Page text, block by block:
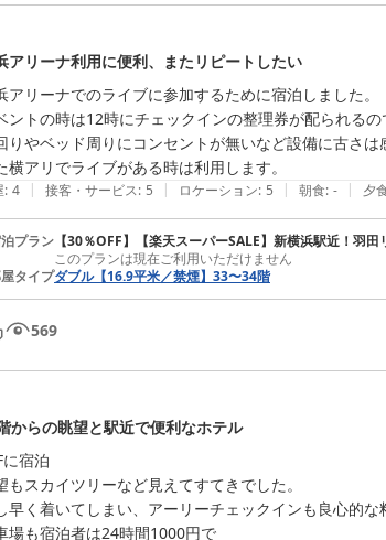
アリーナ利用に便利、またリピートしたい
アリーナでのライブに参加するために宿泊しました。
ントの時は12時にチェックインの整理券が配られる
りやベッド周りにコンセントが無いなど設備に古さは
横アリでライブがある時は利用します。
: 4 | 接客・サービス: 5 | ロケーション: 5 | 朝食: - | 夕
プラン 【30％OFF】【楽天スーパーSALE】新横浜駅近！羽
このプランは現在ご利用いただけません
タイプダブル【16.9平米／禁煙】33〜34階
569
からの眺望と駅近で便利なホテル
宿泊
もスカイツリーなど見えてすてきでした。
早く着いてしまい、アーリーチェックインも良心的な
場も宿泊者は24時間1000円で